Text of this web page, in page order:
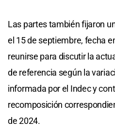
Las partes también fijaron
el 15 de septiembre, fecha
reunirse para discutir la
de referencia según la
informada por el Indec y
recomposición
de 2024.